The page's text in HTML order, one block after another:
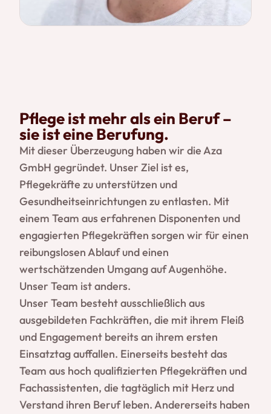
Pflege ist mehr als ein Beruf –
sie ist eine Berufung.
Mit dieser Überzeugung haben wir die Aza
GmbH gegründet. Unser Ziel ist es,
Pflegekräfte zu unterstützen und
Gesundheitseinrichtungen zu entlasten. Mit
einem Team aus erfahrenen Disponenten und
engagierten Pflegekräften sorgen wir für einen
reibungslosen Ablauf und einen
wertschätzenden Umgang auf Augenhöhe.
Unser Team ist anders.
Unser Team besteht ausschließlich aus
ausgebildeten Fachkräften, die mit ihrem Fleiß
und Engagement bereits an ihrem ersten
Einsatztag auffallen. Einerseits besteht das
Team aus hoch qualifizierten Pflegekräften und
Fachassistenten, die tagtäglich mit Herz und
Verstand ihren Beruf leben. Andererseits haben